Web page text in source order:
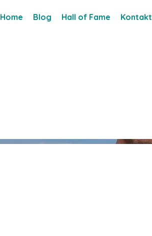
Home Blog Hall of Fame Kontakt